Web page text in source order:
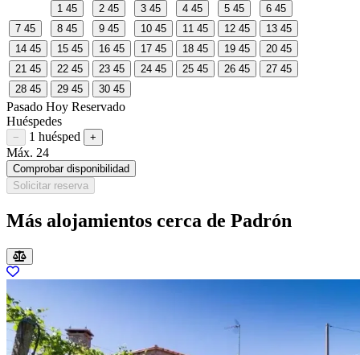
1 45 2 45 3 45 4 45 5 45 6 45
7 45 8 45 9 45 10 45 11 45 12 45 13 45
14 45 15 45 16 45 17 45 18 45 19 45 20 45
21 45 22 45 23 45 24 45 25 45 26 45 27 45
28 45 29 45 30 45
Pasado Hoy Reservado
Huéspedes
Restar huésped
− 1 huésped Sumar huésped
+
Máx. 24
Comprobar disponibilidad
Solicitar reserva
Más alojamientos cerca de Padrón